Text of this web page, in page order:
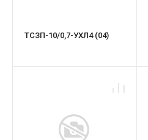
ТСЗП-10/0,7-УХЛ4 (04)